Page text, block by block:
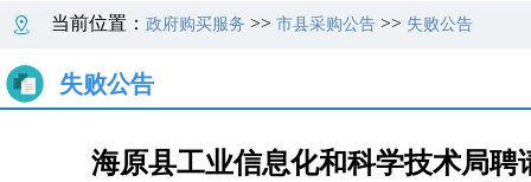
当前位置： 政府购买服务 >> 市县采购公告 >> 失败公告
失败公告
海原县工业信息化和科学技术局